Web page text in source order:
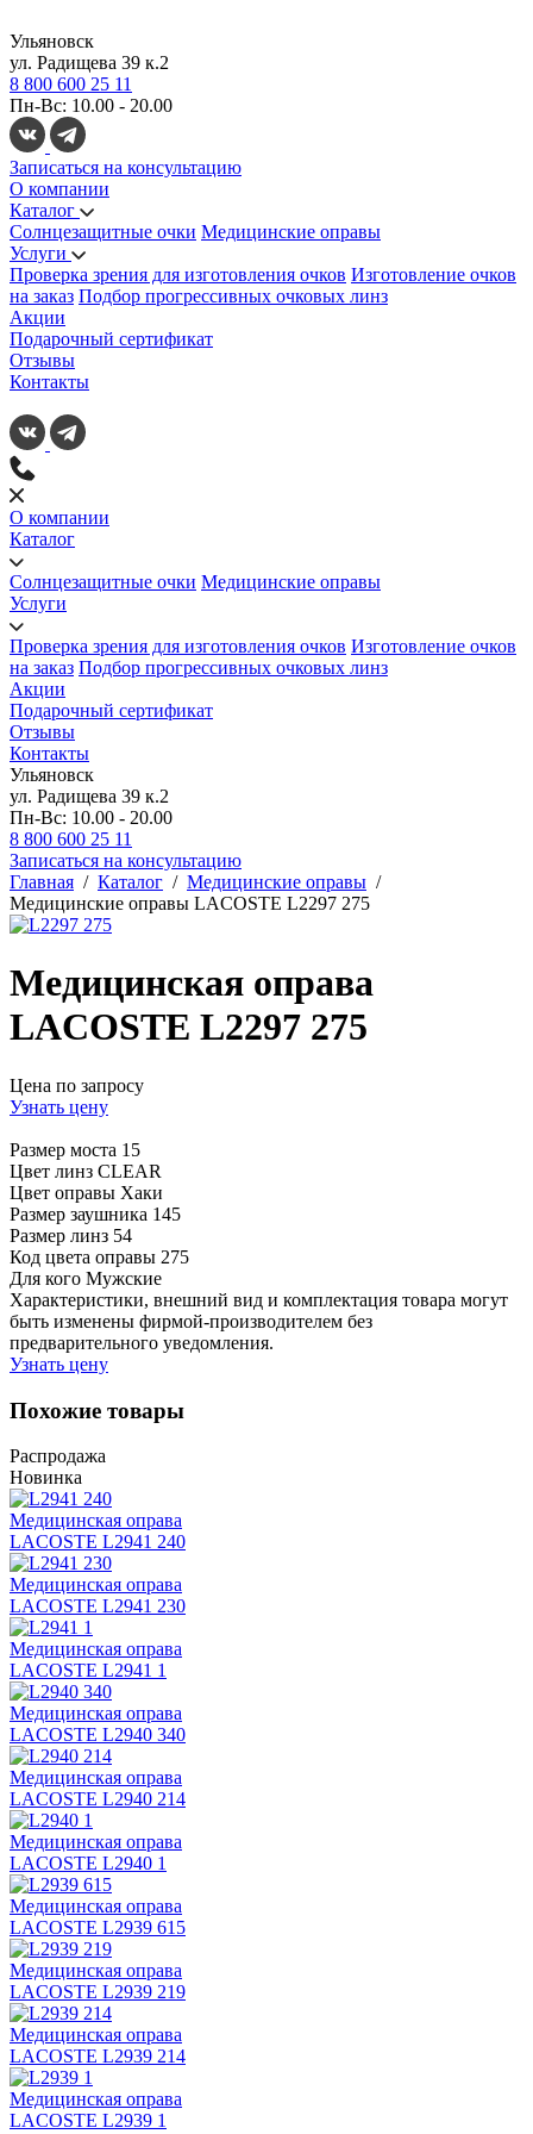
Ульяновск
ул. Радищева 39 к.2
8 800 600 25 11
Пн-Вс: 10.00 - 20.00
Записаться на консультацию
О компании
Каталог
Солнцезащитные очки Медицинские оправы
Услуги
Проверка зрения для изготовления очков Изготовление очков
на заказ Подбор прогрессивных очковых линз
Акции
Подарочный сертификат
Отзывы
Контакты
О компании
Каталог
Солнцезащитные очки Медицинские оправы
Услуги
Проверка зрения для изготовления очков Изготовление очков
на заказ Подбор прогрессивных очковых линз
Акции
Подарочный сертификат
Отзывы
Контакты
Ульяновск
ул. Радищева 39 к.2
Пн-Вс: 10.00 - 20.00
8 800 600 25 11
Записаться на консультацию
Главная / Каталог / Медицинские оправы /
Медицинские оправы LACOSTE L2297 275
Медицинская оправа
LACOSTE L2297 275
Цена по запросу
Узнать цену
Размер моста 15
Цвет линз CLEAR
Цвет оправы Хаки
Размер заушника 145
Размер линз 54
Код цвета оправы 275
Для кого Мужские
Характеристики, внешний вид и комплектация товара могут
быть изменены фирмой-производителем без
предварительного уведомления.
Узнать цену
Похожие товары
Распродажа
Новинка
Медицинская оправа
LACOSTE L2941 240
Медицинская оправа
LACOSTE L2941 230
Медицинская оправа
LACOSTE L2941 1
Медицинская оправа
LACOSTE L2940 340
Медицинская оправа
LACOSTE L2940 214
Медицинская оправа
LACOSTE L2940 1
Медицинская оправа
LACOSTE L2939 615
Медицинская оправа
LACOSTE L2939 219
Медицинская оправа
LACOSTE L2939 214
Медицинская оправа
LACOSTE L2939 1